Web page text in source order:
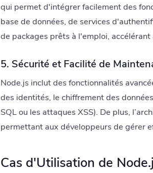
qui permet d'intégrer facilement des
base de données, de services
de packages prêts à l'emploi,
5. Sécurité et Facilité de
Node.js inclut des fonctionnalités
des identités, le chiffrement des
SQL ou les attaques XSS). De plus,
permettant aux développeurs de gérer
Cas d'Utilisation de